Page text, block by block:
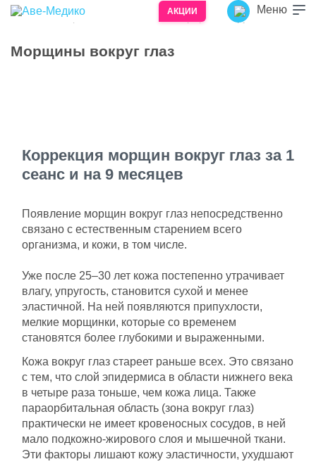
АКЦИИ Меню
Главная Возрастные изменения Морщины вокруг глаз
Морщины вокруг глаз
Коррекция морщин вокруг глаз за 1
сеанс и на 9 месяцев
Появление морщин вокруг глаз непосредственно
связано с естественным старением всего
организма, и кожи, в том числе.
Уже после 25–30 лет кожа постепенно утрачивает
влагу, упругость, становится сухой и менее
эластичной. На ней появляются припухлости,
мелкие морщинки, которые со временем
становятся более глубокими и выраженными.
Кожа вокруг глаз стареет раньше всех. Это связано
с тем, что слой эпидермиса в области нижнего века
в четыре раза тоньше, чем кожа лица. Также
параорбитальная область (зона вокруг глаз)
практически не имеет кровеносных сосудов, в ней
мало подкожно-жирового слоя и мышечной ткани.
Эти факторы лишают кожу эластичности, ухудшают
Подарочный сертификат врачебной
косметологии «Аве-Медико» станет для них
Обладатель сертификата может получить
любую услугу, предоставляемую
косметологией «Аве-Медико», в полном
Если сумма оплачиваемых услуг превысит
номинал сертификата, разницу можно
доплатить наличными или банковской
картой.
момента покупки.
Номинал сертификата
расходуется единовременно.
Подробную информацию о покупке и
использовании сертификата можно узнать у
администратора или по телефону+7 (923)